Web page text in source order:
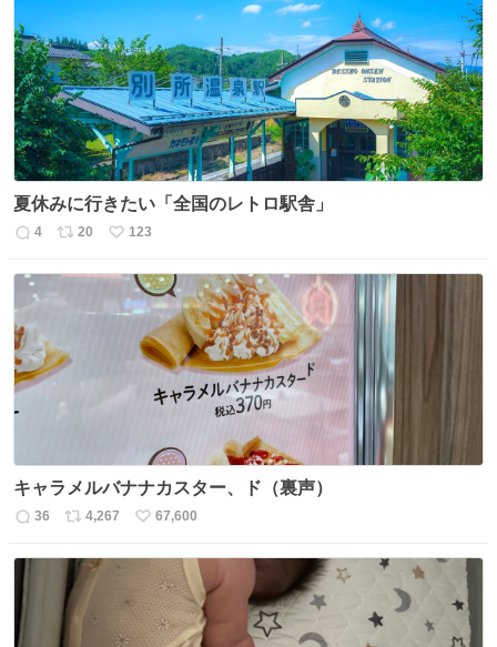
夏休みに行きたい「全国のレトロ駅舎」
返
4
リ
20
い
数
123
キャラメルバナナカスター、ド（裏声）
返
数
36
リ
ス
ト
数
4,267
い
67,600